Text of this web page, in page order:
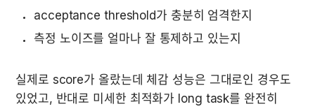
acceptance threshold가 충분히 엄격한지
측정 노이즈를 얼마나 잘 통제하고 있는지
실제로 score가 올랐는데 체감 성능은 그대로인 경우도
있었고, 반대로 미세한 최적화가 long task를 완전히